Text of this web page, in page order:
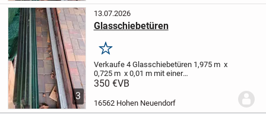
3
13.07.2026
Glasschiebetüren
Merken
Verkaufe 4 Glasschiebetüren 1,975 m x
0,725 m x 0,01 m mit einer
Führungsschiene von 2,84 m . Eine zweite
. Der Artikelstandort ist Bergfelde und es
ist ein...
350 €VB
16562 Hohen Neuendorf